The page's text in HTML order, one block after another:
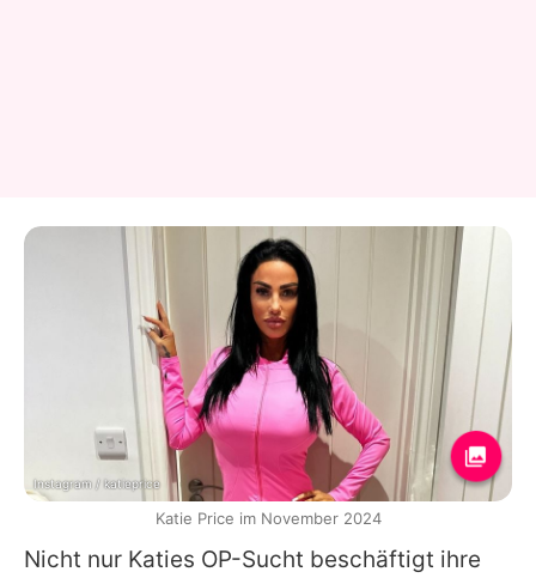
Nicht nur Katies OP-Sucht beschäftigt ihre
Instagram / katieprice
Katie Price im November 2024